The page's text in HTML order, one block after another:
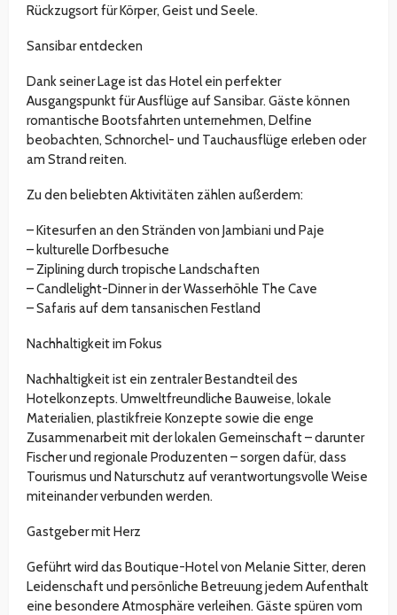
Rückzugsort für Körper, Geist und Seele.
Sansibar entdecken
Dank seiner Lage ist das Hotel ein perfekter
Ausgangspunkt für Ausflüge auf Sansibar. Gäste können
romantische Bootsfahrten unternehmen, Delfine
beobachten, Schnorchel- und Tauchausflüge erleben oder
am Strand reiten.
Zu den beliebten Aktivitäten zählen außerdem:
– Kitesurfen an den Stränden von Jambiani und Paje
– kulturelle Dorfbesuche
– Ziplining durch tropische Landschaften
– Candlelight-Dinner in der Wasserhöhle The Cave
– Safaris auf dem tansanischen Festland
Nachhaltigkeit im Fokus
Nachhaltigkeit ist ein zentraler Bestandteil des
Hotelkonzepts. Umweltfreundliche Bauweise, lokale
Materialien, plastikfreie Konzepte sowie die enge
Zusammenarbeit mit der lokalen Gemeinschaft – darunter
Fischer und regionale Produzenten – sorgen dafür, dass
Tourismus und Naturschutz auf verantwortungsvolle Weise
miteinander verbunden werden.
Gastgeber mit Herz
Geführt wird das Boutique-Hotel von Melanie Sitter, deren
Leidenschaft und persönliche Betreuung jedem Aufenthalt
eine besondere Atmosphäre verleihen. Gäste spüren vom